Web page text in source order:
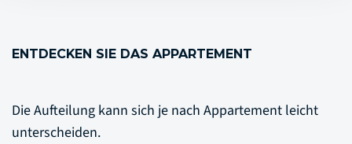
ENTDECKEN SIE DAS APPARTEMENT
Die Aufteilung kann sich je nach Appartement leicht
unterscheiden.